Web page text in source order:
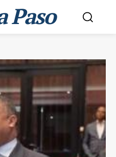
Paso